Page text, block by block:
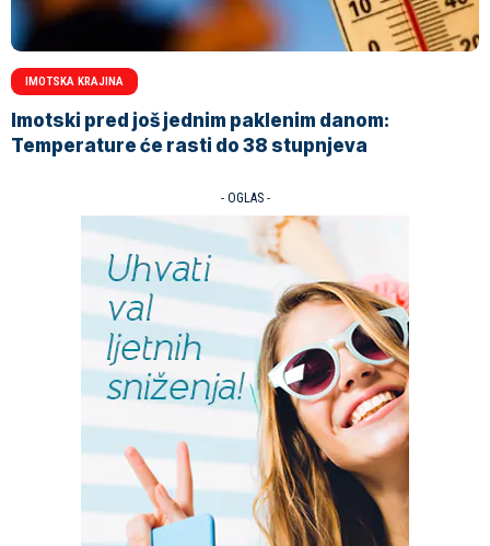
IMOTSKA KRAJINA
Imotski pred još jednim paklenim danom:
Temperature će rasti do 38 stupnjeva
- OGLAS -